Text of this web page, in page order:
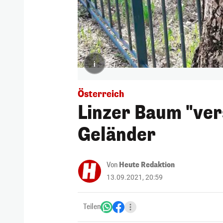
i
Österreich
Linzer Baum
Geländer
Von Heute Redaktion
13.09.2021, 20:59
Teilen